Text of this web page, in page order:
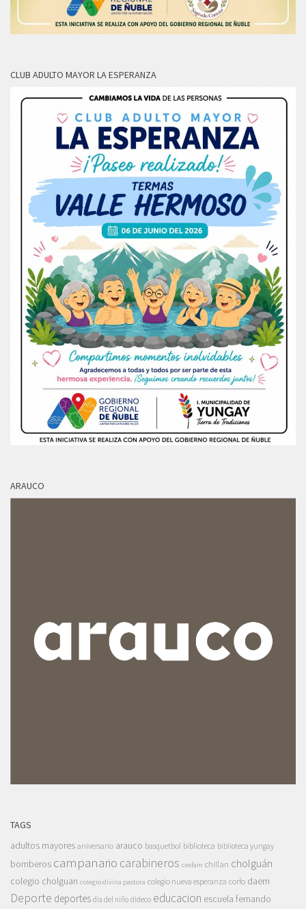
CLUB ADULTO MAYOR LA ESPERANZA
ARAUCO
TAGS
adultos mayores aniversario arauco basquetbol biblioteca biblioteca yungay
bomberos campanario carabineros cesfam chillan cholguán
colegio cholguan colegio divina pastora colegio nueva esperanza corfo daem
Deporte deportes dia del niño dideco educacion escuela fernando